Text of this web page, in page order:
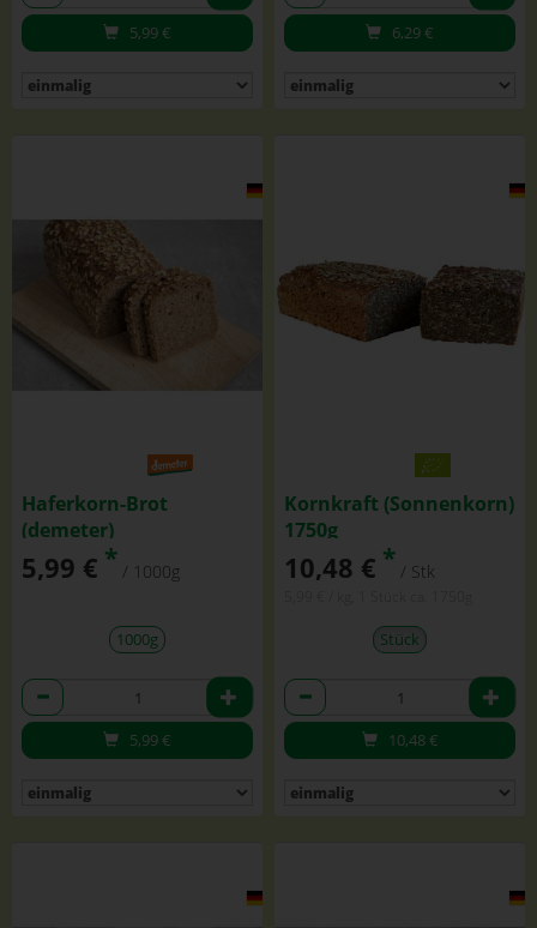
5,99€ 6,29€
Haferkorn-Brot
(demeter)
5,99 € * / 1000g
1000g
Anzahl
5,99€
Kornkraft (Sonnenkorn)
1750g
10,48 € * / Stk
Stück
Anzahl
10,48€